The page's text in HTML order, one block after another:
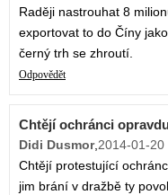
Raději nastrouhat 8
exportovat to do Číny
černý trh se zhroutí.
Odpovědět
Chtějí ochránci
Didi Dusmor,2014-01-20
Chtějí protestující
jim brání v dražbě ty